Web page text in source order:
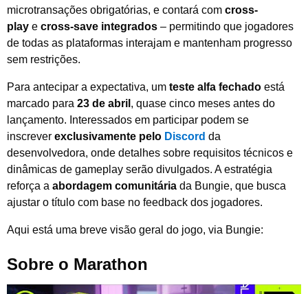
microtransações obrigatórias, e contará com cross-
play e cross-save integrados – permitindo que jogadores
de todas as plataformas interajam e mantenham progresso
sem restrições.
Para antecipar a expectativa, um teste alfa fechado está
marcado para 23 de abril , quase cinco meses antes do
lançamento. Interessados em participar podem se
inscrever exclusivamente pelo Discord da
desenvolvedora, onde detalhes sobre requisitos técnicos e
dinâmicas de gameplay serão divulgados. A estratégia
reforça a abordagem comunitária da Bungie, que busca
ajustar o título com base no feedback dos jogadores.
Aqui está uma breve visão geral do jogo, via Bungie:
Sobre o Marathon